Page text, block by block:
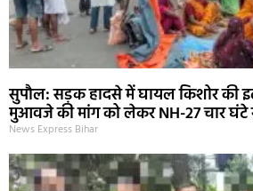
सुपौल: सड़क हादसे में घायल किशोर की
मुआवजे की मांग को लेकर NH-27 चार घंटे
News Express Bihar